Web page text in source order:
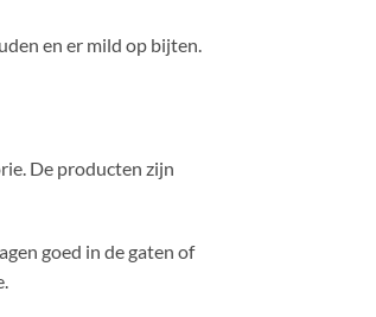
en er mild op bijten.
De producten zijn
goed in de gaten of